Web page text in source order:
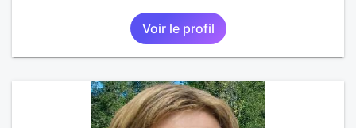
Voir le profil